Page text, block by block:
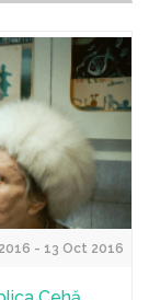
- 13 Oct 2016